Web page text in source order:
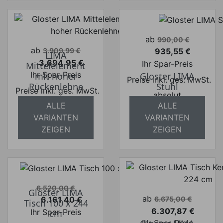
Verkaufspreis
ab 3.909,99 €
Preis
3.694,95 €
Ihr Spar-Preis
Preise inkl. ges. MwSt.
absolut
versandkostenfrei
LIMA
Mittelelement
mit hoher
Rückenlehne
ALLE
VARIANTEN
ZEIGEN
Verkaufspreis
ab 990,00 €
Preis
935,55 €
Ihr Spar-Preis
Preise inkl. ges. MwSt.
absolut
versandkostenfrei
Gloster LIMA
Stuhl
ALLE
VARIANTEN
ZEIGEN
Verkaufspreis
6.520,00 €
Preis
6.161,40 €
Ihr Spar-Preis
Gloster LIMA
Tisch 100 x 244
cm
Verkaufspreis
ab 6.675,00 €
Preis
6.307,87 €